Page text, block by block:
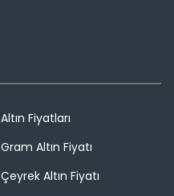
Altın Fiyatları
Gram Altın Fiyatı
Çeyrek Altın Fiyatı